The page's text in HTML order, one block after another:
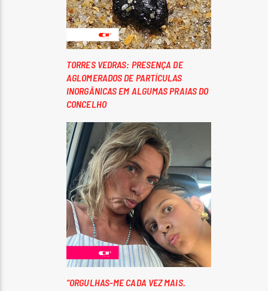
TORRES VEDRAS: PRESENÇA DE
AGLOMERADOS DE PARTÍCULAS
INORGÂNICAS EM ALGUMAS PRAIAS DO
CONCELHO
“ORGULHAS-ME CADA VEZ MAIS.